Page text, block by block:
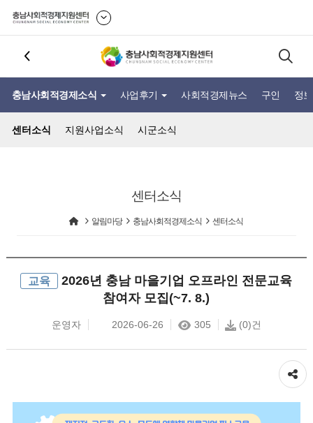
충남사회적경제소식 사업후기 사회적경제뉴스 구인 정
센터소식 지원사업소식 시군소식
센터소식
알림마당 충남사회적경제소식 센터소식
교육
2026년 충남 마을기업 오프라인 전문교육
참여자 모집(~7. 8.)
운영자 2026-06-26 305 (0)건
공유하기